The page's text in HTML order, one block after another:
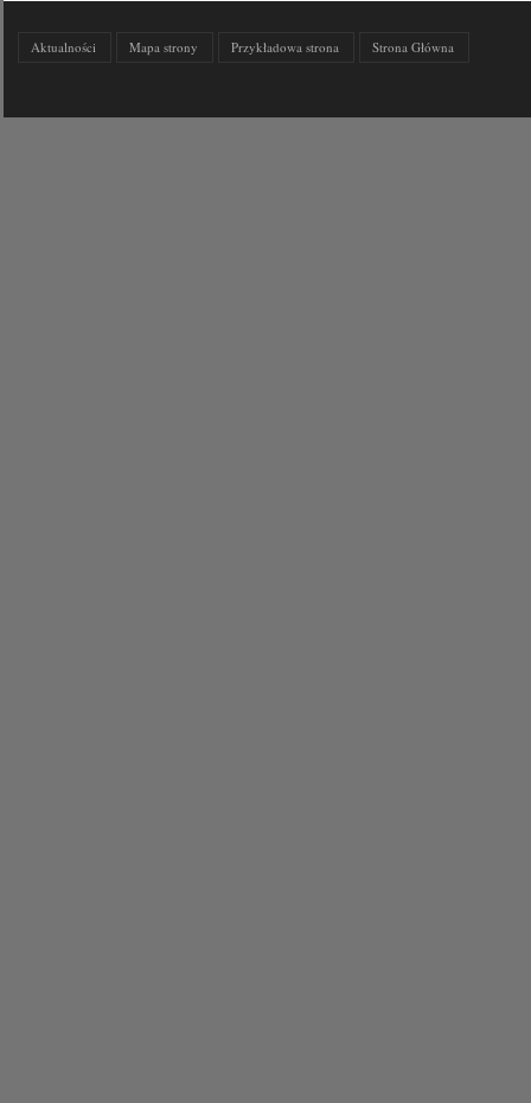
Aktualności Mapa strony Przykładowa strona Strona Główna